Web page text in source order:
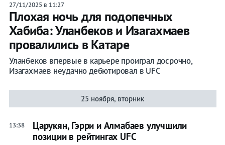
27/11/2025 в 11:27
Плохая ночь для подопечных
Хабиба: Уланбеков и Изагахмаев
провалились в Катаре
Уланбеков впервые в карьере проиграл досрочно,
Изагахмаев неудачно дебютировал в UFC
25 ноября, вторник
13:38
Царукян, Гэрри и Алмабаев улучшили
позиции в рейтингах UFC